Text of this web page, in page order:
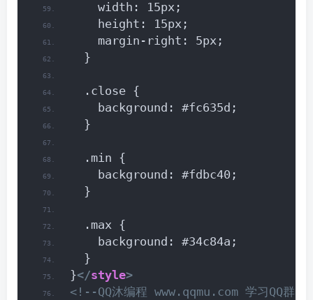
    width: 15px;
    height: 15px;
    margin-right: 5px;
  }
  .close {
    background: #fc635d;
  }
  .min {
    background: #fdbc40;
  }
  .max {
    background: #34c84a;
  }
}</style>
<!--QQ沐编程 www.qqmu.com 学习QQ